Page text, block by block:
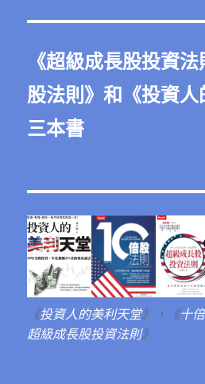
《超級成長股投資法
股法則 》和《投資人
三本書
《投資人的美利天堂》，《十
超級成長股投資法則》